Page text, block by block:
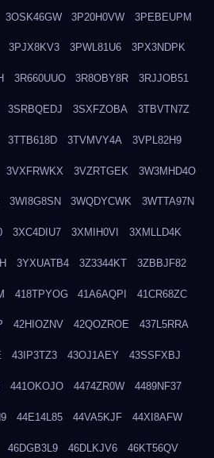
3OSK46GW 3P20H0VW 3PEBEUPM
3PJX8KV3 3PWL81U6 3PX3NDPK
3R660UUO 3R8OBY8R 3RJJOB51
3SRBQEDJ 3SXFZOBA 3TBVTN7Z
3TTB618D 3TVMVY4A 3VPL82H9
3VXFRWKX 3VZRTGEK 3W3MHD4O
3WI8G8SN 3WQDYCWK 3WTTA97N
3XC4DIU7 3XMIH0VI 3XMLLD4K
3YXUATB4 3Z3344KT 3ZBBJF82
418TPYOG 41A6AQPI 41CR68ZC
42HIOZNV 42QOZROE 437L5RRA
43IP3TZ3 43OJ1AEY 43SSFXBJ
441OKOJO 4474ZR0W 4489NF37
44E14L85 44VA5KJF 44XI8AFW
46DGB3L9 46DLKJV6 46KT56QV